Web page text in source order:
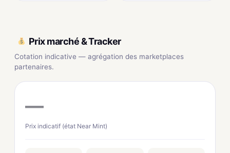
Prix marché & Tracker
Cotation indicative — agrégation des marketplaces
partenaires.
—
Prix indicatif (état Near Mint)